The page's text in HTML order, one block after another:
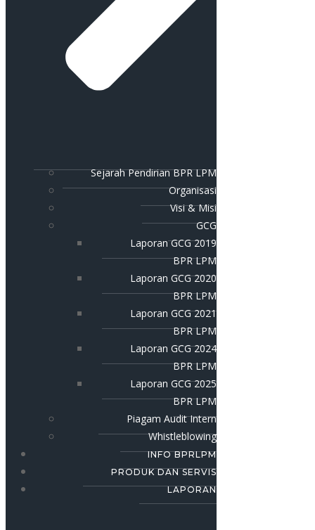
Sejarah Pendirian BPR LPM
Organisasi
Visi & Misi
GCG
Laporan GCG 2019
BPR LPM
Laporan GCG 2020
BPR LPM
Laporan GCG 2021
BPR LPM
Laporan GCG 2024
BPR LPM
Laporan GCG 2025
BPR LPM
Piagam Audit Intern
Whistleblowing
INFO BPRLPM
PRODUK DAN SERVIS
LAPORAN